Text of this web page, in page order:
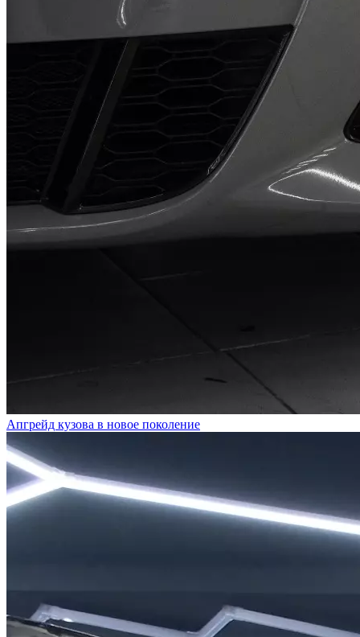
Апгрейд кузова в новое поколение